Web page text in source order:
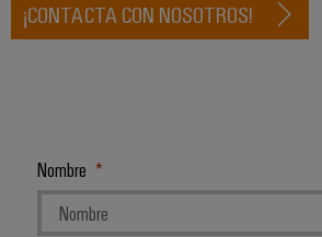
los
retos
Maquinaria
Soluciones
Fabricante
(OEM)
ingeniería
y
energía
Weidmüller
¡CONTACTA CON NOSOTROS!
Nombre